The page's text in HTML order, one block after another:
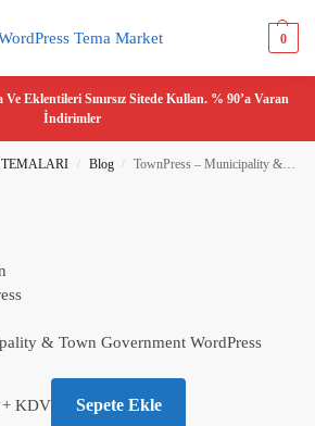
0
Eklentileri Sınırsız Sitede Kullan. % 90’a Varan
İndirimler
TEMALARI / Blog / TownPress – Municipality & Town Government WordPress Theme
& Town Government WordPress
+ KDV Sepete Ekle